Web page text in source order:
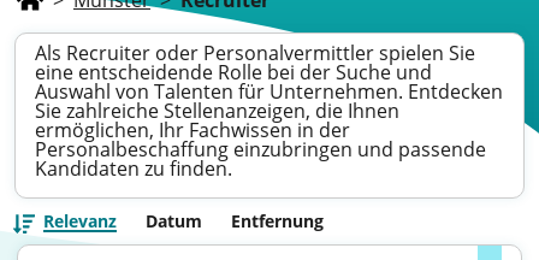
Als Recruiter oder Personalvermittler spielen Sie
eine entscheidende Rolle bei der Suche und
Auswahl von Talenten für Unternehmen. Entdecken
Sie zahlreiche Stellenanzeigen, die Ihnen
ermöglichen, Ihr Fachwissen in der
Personalbeschaffung einzubringen und passende
Kandidaten zu finden.
Relevanz Datum Entfernung